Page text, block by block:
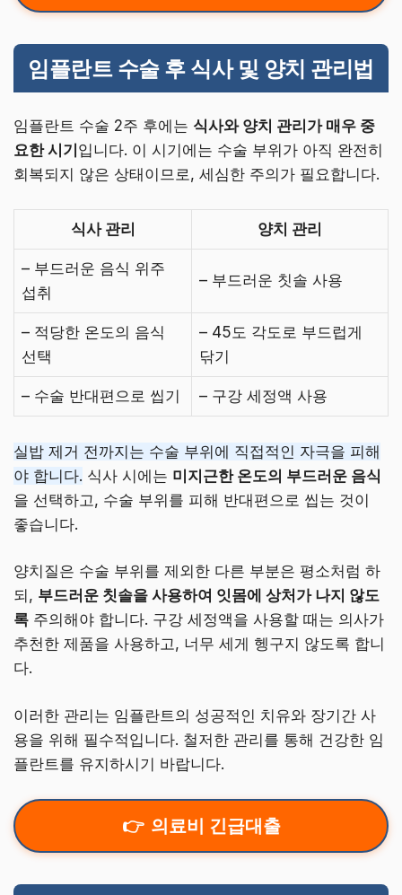
임플란트 수술 후 식사 및 양치 관리법
임플란트 수술 2주 후에는 식사와 양치 관리가 매우 중
요한 시기입니다. 이 시기에는 수술 부위가 아직 완전히
회복되지 않은 상태이므로, 세심한 주의가 필요합니다.
식사 관리 양치 관리
– 부드러운 음식 위주
섭취
– 부드러운 칫솔 사용
– 적당한 온도의 음식
선택
– 45도 각도로 부드럽게
닦기
– 수술 반대편으로 씹기 – 구강 세정액 사용
실밥 제거 전까지는 수술 부위에 직접적인 자극을 피해
야 합니다. 식사 시에는 미지근한 온도의 부드러운 음식
을 선택하고, 수술 부위를 피해 반대편으로 씹는 것이
좋습니다.
양치질은 수술 부위를 제외한 다른 부분은 평소처럼 하
되, 부드러운 칫솔을 사용하여 잇몸에 상처가 나지 않도
록 주의해야 합니다. 구강 세정액을 사용할 때는 의사가
추천한 제품을 사용하고, 너무 세게 헹구지 않도록 합니
다.
이러한 관리는 임플란트의 성공적인 치유와 장기간 사
용을 위해 필수적입니다. 철저한 관리를 통해 건강한 임
플란트를 유지하시기 바랍니다.
의료비 긴급대출